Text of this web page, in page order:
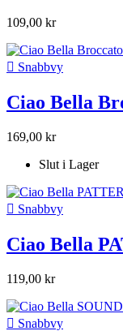
109,00 kr
 Snabbvy
Ciao Bella
169,00 kr
Slut i Lager
 Snabbvy
Ciao Bella
119,00 kr
 Snabbvy